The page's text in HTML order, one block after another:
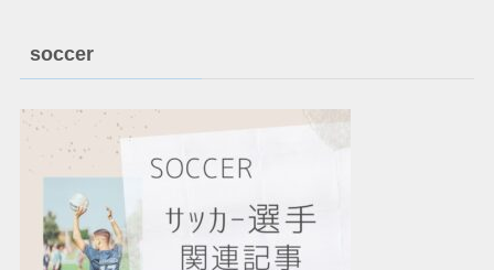
soccer